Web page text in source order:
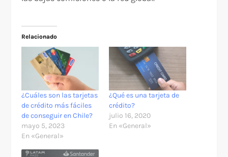
Relacionado
¿Cuáles son las tarjetas
de crédito más fáciles
de conseguir en Chile?
mayo 5, 2023
En «General»
¿Qué es una tarjeta de
crédito?
julio 16, 2020
En «General»